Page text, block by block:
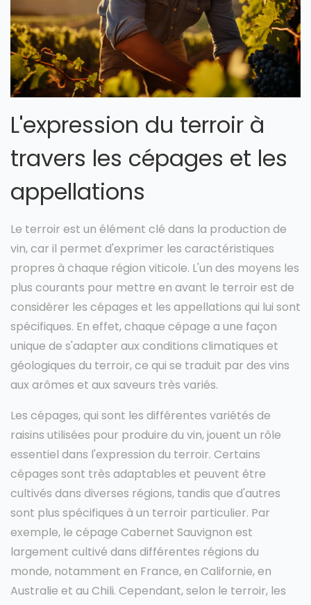
L'expression du terroir à
travers les cépages et les
appellations
Le terroir est un élément clé dans la production de
vin, car il permet d'exprimer les caractéristiques
propres à chaque région viticole. L'un des moyens les
plus courants pour mettre en avant le terroir est de
considérer les cépages et les appellations qui lui sont
spécifiques. En effet, chaque cépage a une façon
unique de s'adapter aux conditions climatiques et
géologiques du terroir, ce qui se traduit par des vins
aux arômes et aux saveurs très variés.
Les cépages, qui sont les différentes variétés de
raisins utilisées pour produire du vin, jouent un rôle
essentiel dans l'expression du terroir. Certains
cépages sont très adaptables et peuvent être
cultivés dans diverses régions, tandis que d'autres
sont plus spécifiques à un terroir particulier. Par
exemple, le cépage Cabernet Sauvignon est
largement cultivé dans différentes régions du
monde, notamment en France, en Californie, en
Australie et au Chili. Cependant, selon le terroir, les